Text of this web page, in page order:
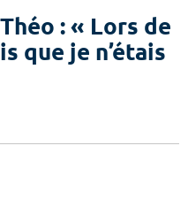
: « Lors de
que je n’étais